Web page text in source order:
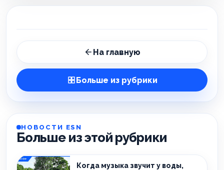
На главную
Больше из рубрики
НОВОСТИ ESN
Больше из этой рубрики
Когда музыка звучит у воды,